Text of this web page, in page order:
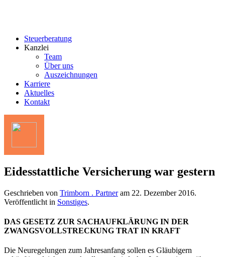
Steuerberatung
Kanzlei
Team
Über uns
Auszeichnungen
Karriere
Aktuelles
Kontakt
Eidesstattliche Versicherung war gestern
Geschrieben von Trimborn . Partneram 22. Dezember 2016.
Veröffentlicht in Sonstiges.
DAS GESETZ ZUR SACHAUFKLÄRUNG IN DER
ZWANGSVOLLSTRECKUNG TRAT IN KRAFT
Die Neuregelungen zum Jahresanfang sollen es Gläubigern